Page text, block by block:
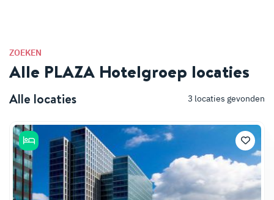
ZOEKEN
Alle PLAZA Hotelgroep locaties
Alle locaties 3 locaties gevonden